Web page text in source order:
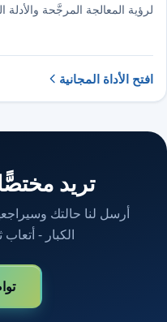
لرؤية المعالجة المرجَّحة والأدلة
افتح الأداة المجانية
تريد
أرسل لنا حالتك
الكبار -